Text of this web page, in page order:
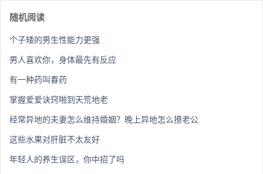
随机阅读
个子矮的男生性能力更强
男人喜欢你，身体最先有反应
有一种药叫春药
掌握爱爱诀窍啪到天荒地老
经常异地的夫妻怎么维持婚姻？晚上异地怎么撩老公
这些水果对肝脏不太友好
年轻人的养生误区，你中招了吗